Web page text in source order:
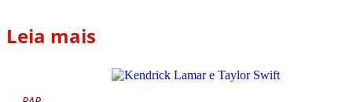
Leia mais